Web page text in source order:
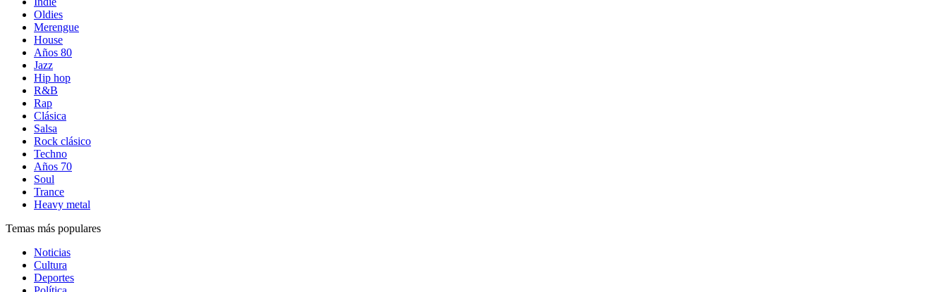
Oldies
Merengue
House
Años 80
Jazz
Hip hop
R&B
Rap
Clásica
Salsa
Rock clásico
Techno
Años 70
Soul
Trance
Heavy metal
Temas más populares
Noticias
Cultura
Deportes